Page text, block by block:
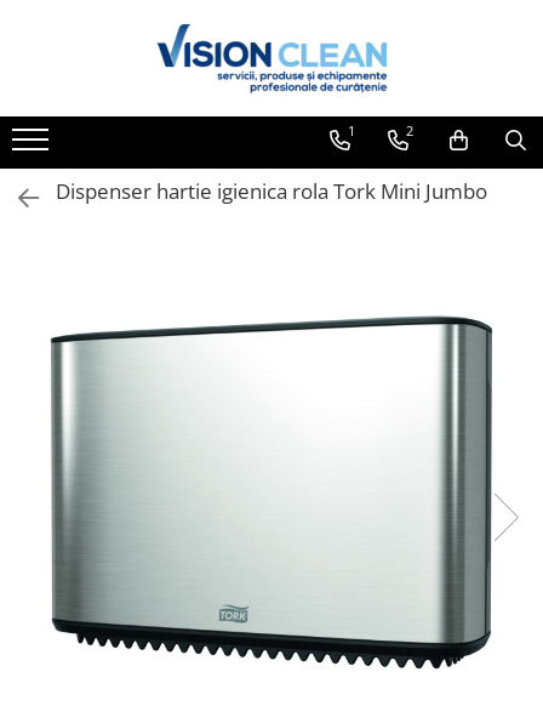
Aspiratoare si masini curatenie
profesionale
Detergenti bucatarie
1 2
Dispenser hartie igienica rola Tork Mini Jumbo